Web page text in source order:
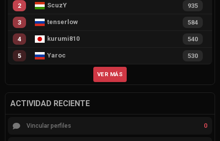
2 ScuzY 935
3 tenserlow 584
4 kurumi810 540
5 Yaroc 530
VER MÁS
ACTIVIDAD RECIENTE
Vincular perfiles 0